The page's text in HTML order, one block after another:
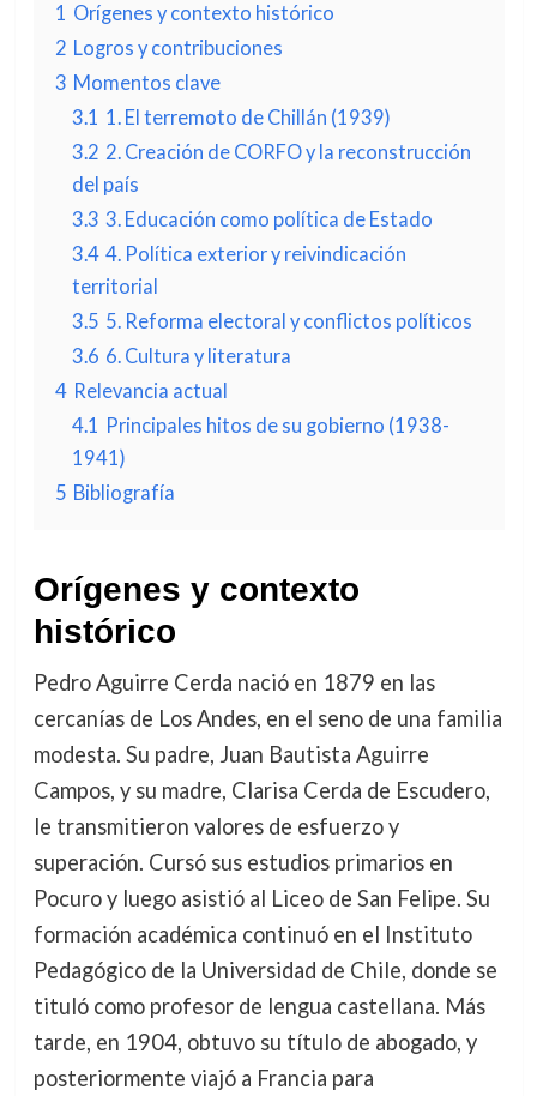
1 Orígenes y contexto histórico
2 Logros y contribuciones
3 Momentos clave
3.1 1. El terremoto de Chillán (1939)
3.2 2. Creación de CORFO y la reconstrucción
del país
3.3 3. Educación como política de Estado
3.4 4. Política exterior y reivindicación
territorial
3.5 5. Reforma electoral y conflictos políticos
3.6 6. Cultura y literatura
4 Relevancia actual
4.1 Principales hitos de su gobierno (1938-
1941)
5 Bibliografía
Orígenes y contexto
histórico
Pedro Aguirre Cerda nació en 1879 en las
cercanías de Los Andes, en el seno de una familia
modesta. Su padre, Juan Bautista Aguirre
Campos, y su madre, Clarisa Cerda de Escudero,
le transmitieron valores de esfuerzo y
superación. Cursó sus estudios primarios en
Pocuro y luego asistió al Liceo de San Felipe. Su
formación académica continuó en el Instituto
Pedagógico de la Universidad de Chile, donde se
tituló como profesor de lengua castellana. Más
tarde, en 1904, obtuvo su título de abogado, y
posteriormente viajó a Francia para